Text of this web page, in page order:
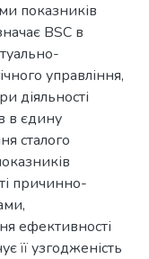
показників
BSC в
управління,
діяльності
в єдину
сталого
причинно-
ефективності
її узгодженість